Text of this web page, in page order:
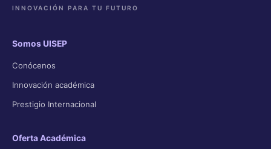
INNOVACIÓN PARA TU FUTURO
Somos UISEP
Conócenos
Innovación académica
Prestigio Internacional
Oferta Académica